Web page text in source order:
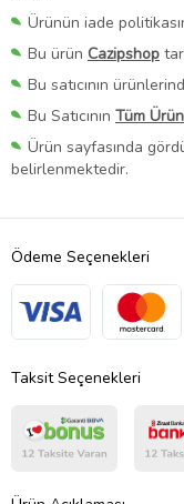
Ürünün iade
Bu ürün Cazipshop
Bu satıcının
Bu Satıcının Tüm
Ürün sayfasında
belirlenmektedir.
Ödeme Seçenekleri
Taksit Seçenekleri